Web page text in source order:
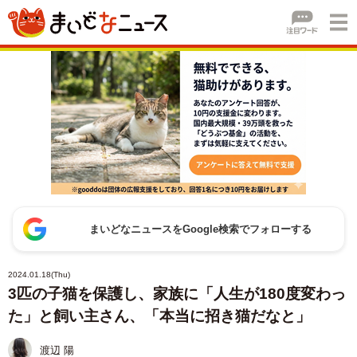
まいどなニュースをGoogle検索でフォローする
2024.01.18(Thu)
3匹の子猫を保護し、家族に「人生が180度変わっ
た」と飼い主さん、「本当に招き猫だなと」
渡辺 陽